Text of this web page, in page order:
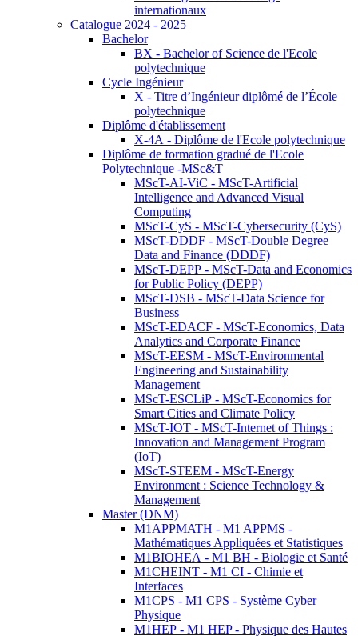
internationaux
Catalogue 2024 - 2025
Bachelor
BX - Bachelor of Science de l'Ecole
polytechnique
Cycle Ingénieur
X - Titre d’Ingénieur diplômé de l’École
polytechnique
Diplôme d'établissement
X-4A - Diplôme de l'Ecole polytechnique
Diplôme de formation gradué de l'Ecole
Polytechnique -MSc&T
MScT-AI-ViC - MScT-Artificial
Intelligence and Advanced Visual
Computing
MScT-CyS - MScT-Cybersecurity (CyS)
MScT-DDDF - MScT-Double Degree
Data and Finance (DDDF)
MScT-DEPP - MScT-Data and Economics
for Public Policy (DEPP)
MScT-DSB - MScT-Data Science for
Business
MScT-EDACF - MScT-Economics, Data
Analytics and Corporate Finance
MScT-EESM - MScT-Environmental
Engineering and Sustainability
Management
MScT-ESCLiP - MScT-Economics for
Smart Cities and Climate Policy
MScT-IOT - MScT-Internet of Things :
Innovation and Management Program
(IoT)
MScT-STEEM - MScT-Energy
Environment : Science Technology &
Management
Master (DNM)
M1APPMATH - M1 APPMS -
Mathématiques Appliquées et Statistiques
M1BIOHEA - M1 BH - Biologie et Santé
M1CHEINT - M1 CI - Chimie et
Interfaces
M1CPS - M1 CPS - Système Cyber
Physique
M1HEP - M1 HEP - Physique des Hautes